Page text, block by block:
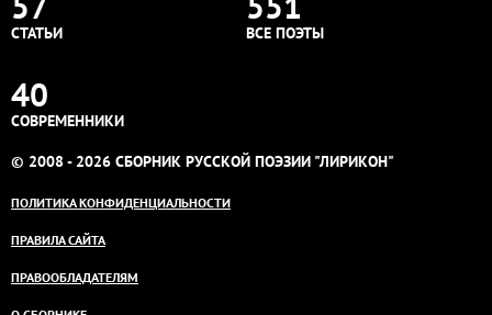
СТАТЬИ ВСЕ ПОЭТЫ
40
СОВРЕМЕННИКИ
© 2008 - 2026 СБОРНИК РУССКОЙ ПОЭЗИИ "ЛИРИКОН"
ПОЛИТИКА КОНФИДЕНЦИАЛЬНОСТИ
ПРАВИЛА САЙТА
ПРАВООБЛАДАТЕЛЯМ